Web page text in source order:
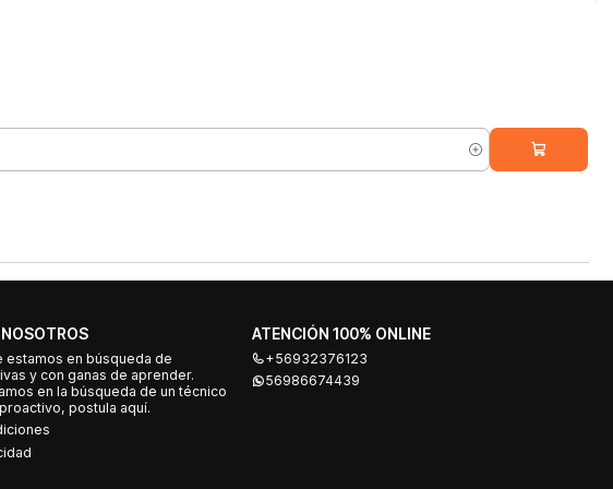
estamos en búsqueda de
y con ganas de aprender.
en la búsqueda de un técnico
postula aquí.
ATENCIÓN 100% ONLINE
+56932376123
56986674439